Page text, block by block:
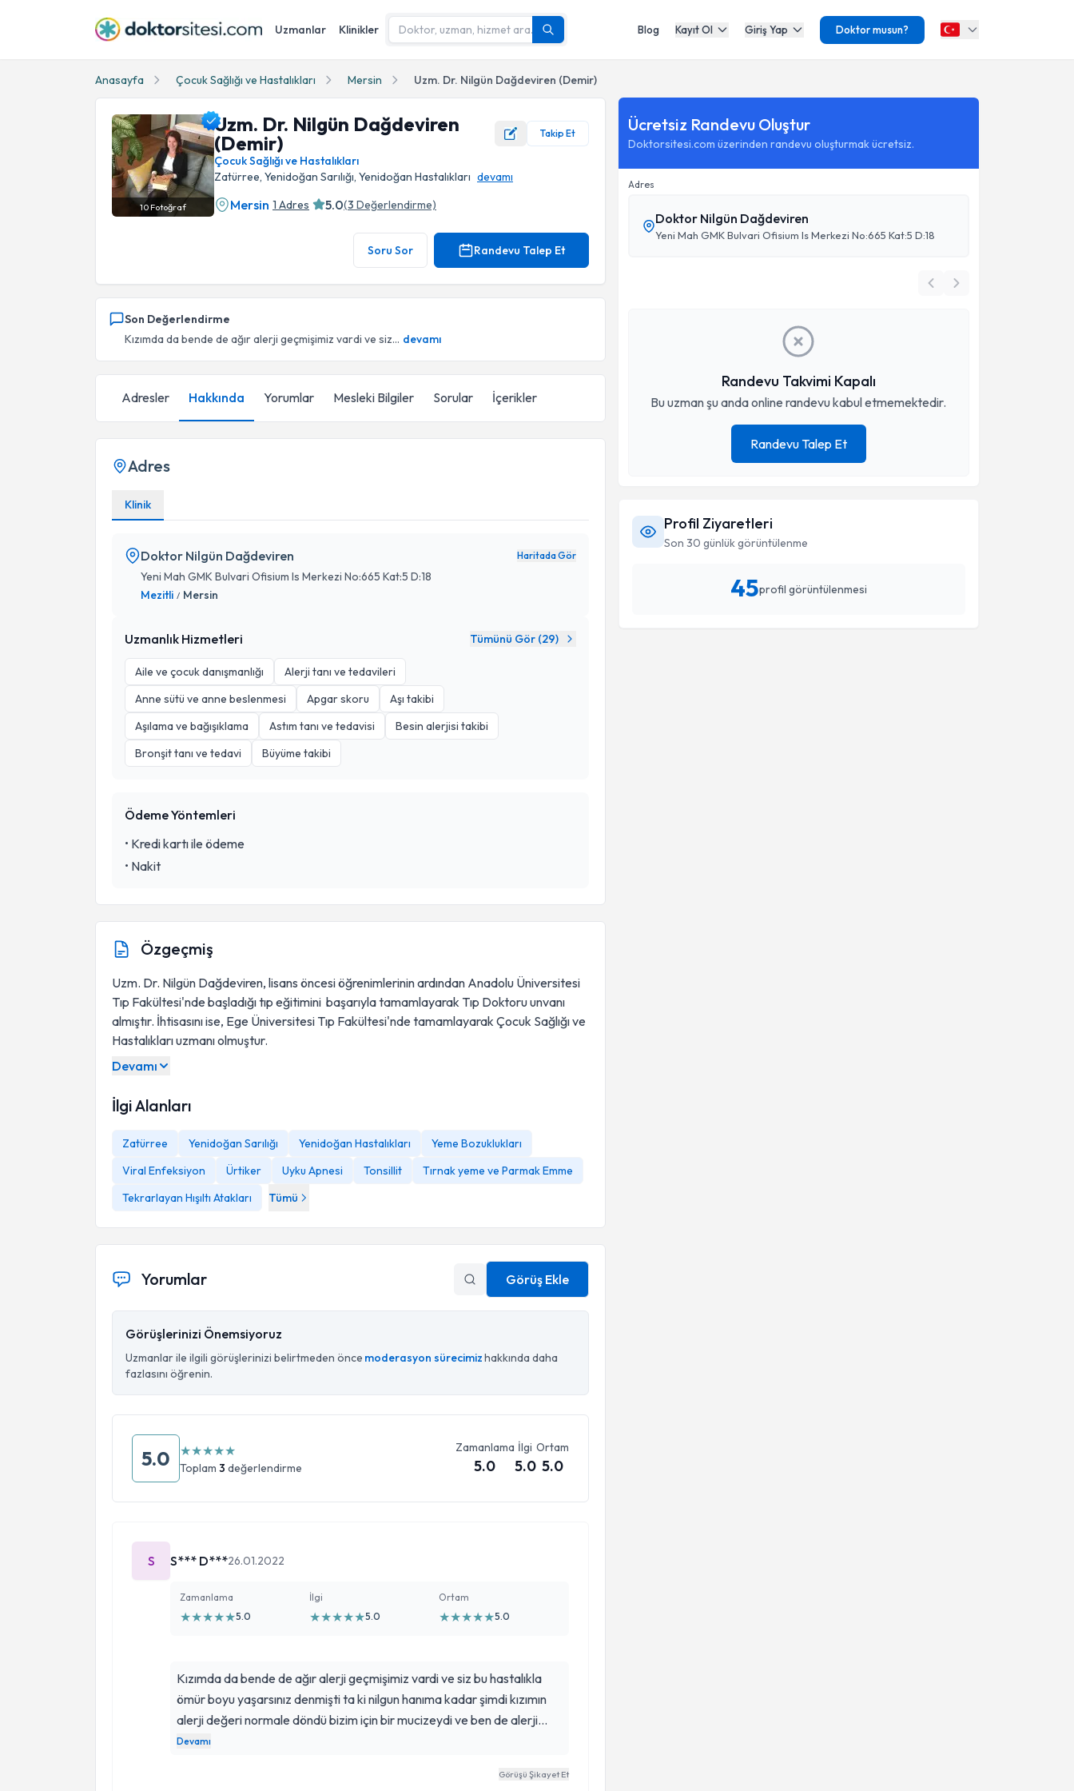
Uzmanlar Klinikler Blog Kayıt Ol Giriş Yap Doktor musun?
Anasayfa Çocuk Sağlığı ve Hastalıkları Mersin Uzm. Dr. Nilgün Dağdeviren (Demir)
10 Fotoğraf
Uzm. Dr. Nilgün Dağdeviren
(Demir)
Takip Et
Çocuk Sağlığı ve Hastalıkları
Zatürree, Yenidoğan Sarılığı, Yenidoğan Hastalıkları devamı
Mersin 1 Adres 5.0(3 Değerlendirme)
Soru Sor Randevu Talep Et
Son Değerlendirme
Kızımda da bende de ağır alerji geçmişimiz vardi ve siz... devamı
Adresler Hakkında Yorumlar Mesleki Bilgiler Sorular İçerikler
Adres
Klinik
Doktor Nilgün Dağdeviren Haritada Gör
Yeni Mah GMK Bulvari Ofisium Is Merkezi No:665 Kat:5 D:18
Mezitli / Mersin
Uzmanlık Hizmetleri Tümünü Gör (29)
Aile ve çocuk danışmanlığı
Alerji tanı ve tedavileri
Anne sütü ve anne beslenmesi
Apgar skoru
Aşı takibi
Aşılama ve bağışıklama
Astım tanı ve tedavisi
Besin alerjisi takibi
Bronşit tanı ve tedavi
Büyüme takibi
Ödeme Yöntemleri
• Kredi kartı ile ödeme
• Nakit
Özgeçmiş
Uzm. Dr. Nilgün Dağdeviren, lisans öncesi öğrenimlerinin ardından Anadolu Üniversitesi
Tıp Fakültesi'nde başladığı tıp eğitimini başarıyla tamamlayarak Tıp Doktoru unvanı
almıştır. İhtisasını ise, Ege Üniversitesi Tıp Fakültesi'nde tamamlayarak Çocuk Sağlığı ve
Hastalıkları uzmanı olmuştur.
Devamı
İlgi Alanları
Zatürree Yenidoğan Sarılığı Yenidoğan Hastalıkları
Yeme Bozuklukları
Viral Enfeksiyon
Ürtiker Uyku Apnesi Tonsillit
Tırnak yeme ve Parmak Emme
Tekrarlayan Hışıltı Atakları
Tümü
Yorumlar Görüş Ekle
Görüşlerinizi Önemsiyoruz
Uzmanlar ile ilgili görüşlerinizi belirtmeden önce moderasyon sürecimizhakkında daha
fazlasını öğrenin.
5.0 ★★★★★
Toplam 3 değerlendirme
Zamanlama
5.0
İlgi
5.0
Ortam
5.0
S S*** D***26.01.2022
Zamanlama
★★★★★5.0
İlgi
★★★★★5.0
Ortam
★★★★★5.0
Kızımda da bende de ağır alerji geçmişimiz vardi ve siz bu hastalıkla
ömür boyu yaşarsınız denmişti ta ki nilgun hanıma kadar şimdi kızımın
alerji değeri normale döndü bizim için bir mucizeydi ve ben de alerji
iğneleri bilmem neler kullanmadan bin kusurlerde olan alerjim dört ay
Devamı
Görüşü Şikayet Et
Ücretsiz Randevu Oluştur
Doktorsitesi.com üzerinden randevu oluşturmak ücretsiz.
Adres
Doktor Nilgün Dağdeviren
Yeni Mah GMK Bulvari Ofisium Is Merkezi No:665 Kat:5 D:18
Randevu Takvimi Kapalı
Bu uzman şu anda online randevu kabul etmemektedir.
Randevu Talep Et
Profil Ziyaretleri
Son 30 günlük görüntülenme
45profil görüntülenmesi